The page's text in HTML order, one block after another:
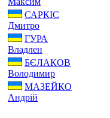
САРКІС
Дмитро
ГУРА
Владлен
БЄЛАКОВ
Володимир
МАЗЕЙКО
Андрій